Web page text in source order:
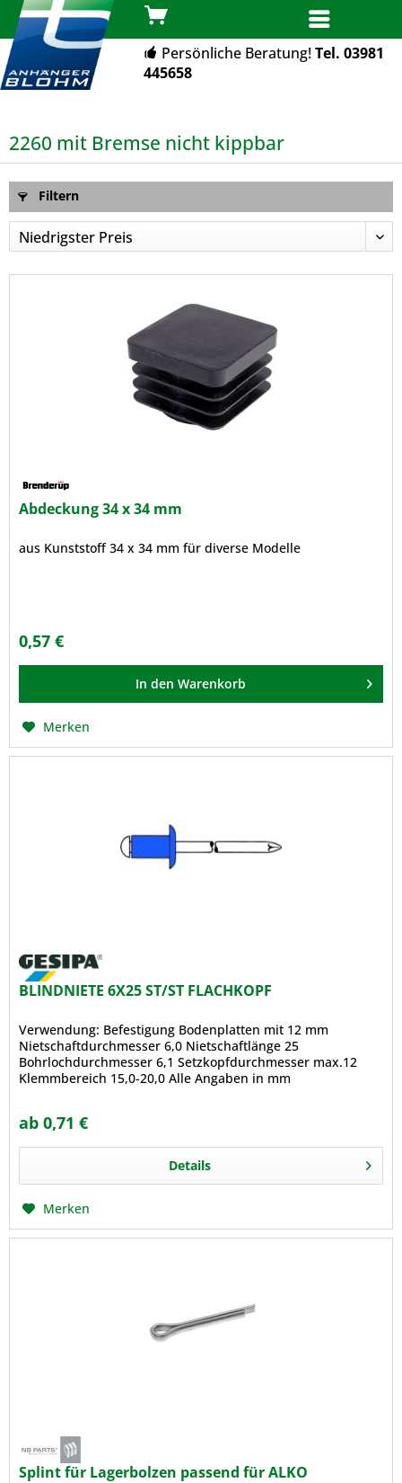
Persönliche Beratung!Tel. 03981
445658
2260 mit Bremse nicht kippbar
Filtern
Abdeckung 34 x 34 mm
aus Kunststoff 34 x 34 mm für diverse Modelle
0,57 €
In den Warenkorb
Merken
BLINDNIETE 6X25 ST/ST FLACHKOPF
Verwendung: Befestigung Bodenplatten mit 12 mm
Nietschaftdurchmesser 6,0 Nietschaftlänge 25
Bohrlochdurchmesser 6,1 Setzkopfdurchmesser max.12
Klemmbereich 15,0-20,0 Alle Angaben in mm
ab 0,71 €
Details
Merken
Splint für Lagerbolzen passend für ALKO